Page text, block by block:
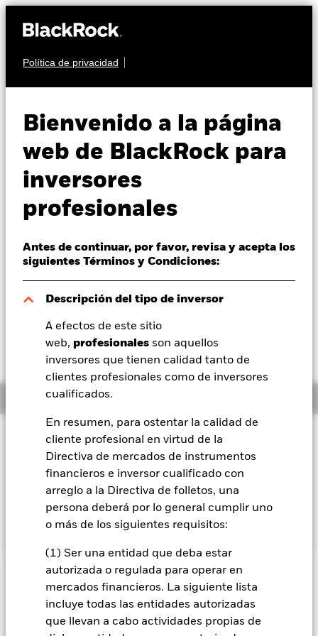
Política de privacidad
Bienvenido a la página
web de BlackRock para
inversores
profesionales
Antes de continuar, por favor, revisa y acepta los
siguientes Términos y Condiciones:
Descripción del tipo de inversor
A efectos de este sitio
web, profesionales son aquellos
inversores que tienen calidad tanto de
clientes profesionales como de inversores
cualificados.
En resumen, para ostentar la calidad de
cliente profesional en virtud de la
Directiva de mercados de instrumentos
financieros e inversor cualificado con
arreglo a la Directiva de folletos, una
persona deberá por lo general cumplir uno
o más de los siguientes requisitos:
(1) Ser una entidad que deba estar
autorizada o regulada para operar en
mercados financieros. La siguiente lista
incluye todas las entidades autorizadas
que llevan a cabo actividades propias de
Perspectivas
Visión de mercado
Educación
Profesionales
España
Change location
BlackRock
iShares
Nuestra compañía
CEMI
SRI UCITS ETF
Valor liquidativo a 07 ago 2026
EUR 6,00
Variación del valor liquidativo a 07 ago 2026
Rentabilidad total medida con valor liquidativo a 06 ago 2026
14,87%
Información general
Filosofía de inversión
El Fondo tiene por objetivo obtener una rentabilidad de su
inversión, a través de una combinación de revalorización del
capital y rendimientos de las inversiones del Fondo, que
refleje la rentabilidad del MSCI USA SRI Select Reduced
Fossil Fuel Index, el índice de referencia del Fondo (Índice).
de las inversiones y los ingresos derivados de ellas pueden
subir o bajar, y no están garantizados. Es posible que los
inversores no recuperen la cantidad invertida originalmente.